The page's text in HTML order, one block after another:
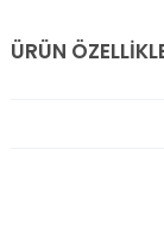
ÜRÜN